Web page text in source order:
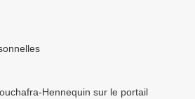
Hennequin sur le portail